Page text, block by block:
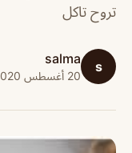
تروح تاكل
s
salma
20 أغسطس 2020 · 1 دقائق قراءة